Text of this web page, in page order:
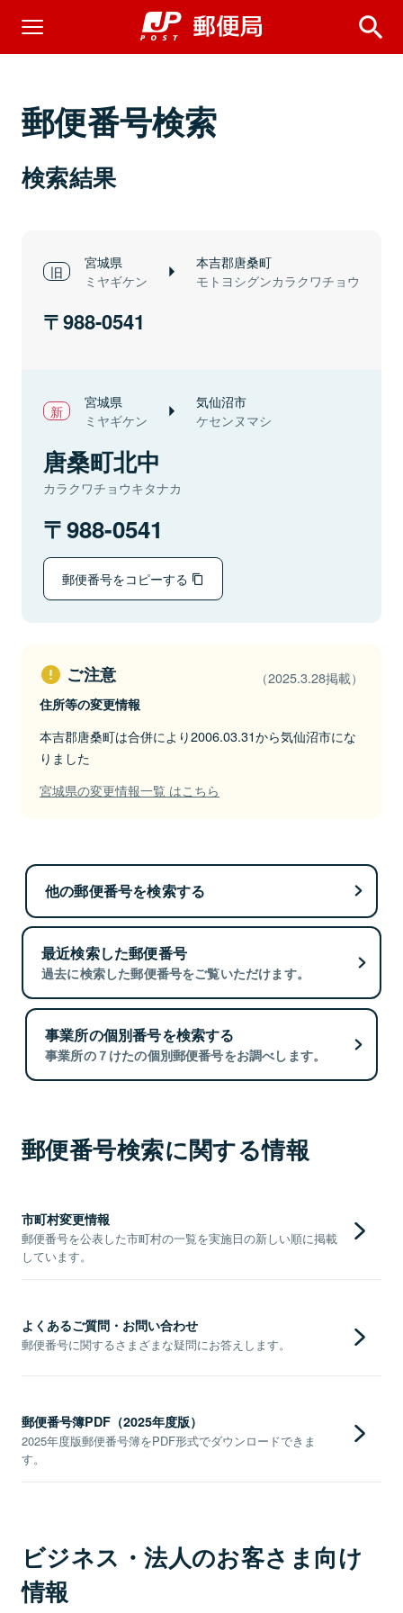
郵便番号検索
検索結果
宮城県
ミヤギケン
本吉郡唐桑町
モトヨシグンカラクワチョウ
988-0541
宮城県
ミヤギケン
気仙沼市
ケセンヌマシ
唐桑町北中
カラクワチョウキタナカ
988-0541
郵便番号をコピーする
ご注意 （2025.3.28掲載）
住所等の変更情報
本吉郡唐桑町は合併により2006.03.31から気仙沼市にな
りました
宮城県の変更情報一覧 はこちら
他の郵便番号を検索する
最近検索した郵便番号
過去に検索した郵便番号をご覧いただけます。
事業所の個別番号を検索する
事業所の７けたの個別郵便番号をお調べします。
郵便番号検索に関する情報
市町村変更情報
郵便番号を公表した市町村の一覧を実施日の新しい順に掲載
しています。
よくあるご質問・お問い合わせ
郵便番号に関するさまざまな疑問にお答えします。
郵便番号簿PDF（2025年度版）
2025年度版郵便番号簿をPDF形式でダウンロードできま
す。
ビジネス・法人のお客さま向け
情報